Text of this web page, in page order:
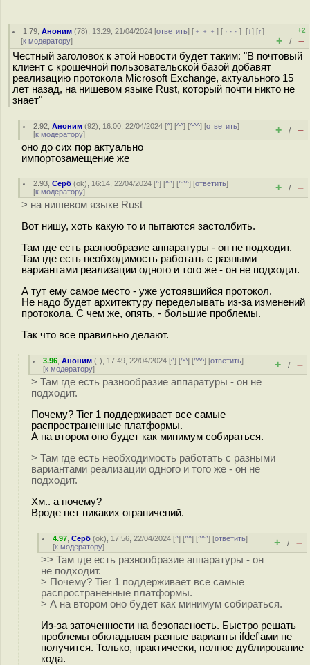
1.79 ,Аноним (78), 13:29, 21/04/2024 [ответить] [ ﹢﹢﹢] [ · · ·][↓] [↑]
[к модератору]
+2
+ / –
Честный заголовок к этой новости будет таким: "В почтовый
клиент с крошечной пользовательской базой добавят
реализацию протокола Microsoft Exchange, актуального 15
лет назад, на нишевом языке Rust, который почти никто не
знает"
2.92 ,Аноним (92), 16:00, 22/04/2024 [^] [^^] [^^^] [ответить]
[к модератору] + / –
оно до сих пор актуально
импортозамещение же
2.93 ,Серб (ok), 16:14, 22/04/2024 [^] [^^] [^^^] [ответить]
[к модератору] + / –
> на нишевом языке Rust
Вот нишу, хоть какую то и пытаются застолбить.
Там где есть разнообразие аппаратуры - он не подходит.
Там где есть необходимость работать с разными
вариантами реализации одного и того же - он не подходит.
А тут ему самое место - уже устоявшийся протокол.
Не надо будет архитектуру переделывать из-за изменений
протокола. С чем же, опять, - большие проблемы.
Так что все правильно делают.
3.96 ,Аноним (-), 17:49, 22/04/2024 [^] [^^] [^^^] [ответить]
[к модератору] + / –
> Там где есть разнообразие аппаратуры - он не
подходит.
Почему? Tier 1 поддерживает все самые
распространенные платформы.
А на втором оно будет как минимум собираться.
> Там где есть необходимость работать с разными
вариантами реализации одного и того же - он не
подходит.
Хм.. а почему?
Вроде нет никаких ограничений.
4.97 ,Серб (ok), 17:56, 22/04/2024 [^] [^^] [^^^] [ответить]
[к модератору] + / –
>> Там где есть разнообразие аппаратуры - он
не подходит.
> Почему? Tier 1 поддерживает все самые
распространенные платформы.
> А на втором оно будет как минимум собираться.
Из-за заточенности на безопасность. Быстро решать
проблемы обкладывая разные варианты ifdef'ами не
получится. Только, практически, полное дублирование
кода.